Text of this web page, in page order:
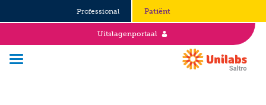
Professional Patiënt
Uitslagenportaal